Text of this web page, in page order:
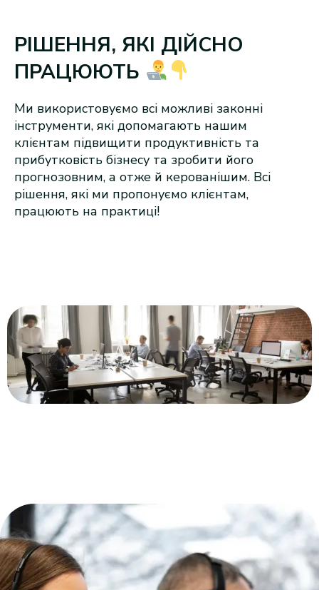
РІШЕННЯ, ЯКІ ДІЙСНО
ПРАЦЮЮТЬ
Ми використовуємо всі можливі законні
інструменти, які допомагають нашим
клієнтам підвищити продуктивність та
прибутковість бізнесу та зробити його
прогнозовним, а отже й керованішим. Всі
рішення, які ми пропонуємо клієнтам,
працюють на практиці!